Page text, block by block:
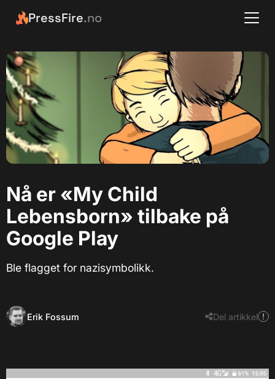
PressFire.no
Nå er «My Child
Lebensborn» tilbake på
Google Play
Ble flagget for nazisymbolikk.
Erik Fossum Del artikkel